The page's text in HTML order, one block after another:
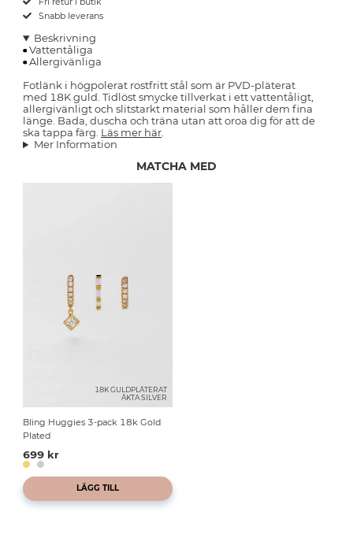
Snabb leverans
Beskrivning
Vattentåliga
Allergivänliga
Fotlänk i högpolerat rostfritt stål som är PVD-pläterat
med 18K guld. Tidlöst smycke tillverkat i ett vattentåligt,
allergivänligt och slitstarkt material som håller dem fina
länge. Bada, duscha och träna utan att oroa dig för att de
ska tappa färg. Läs mer här
Mer Information
MATCHA MED
18K GULDPLÄTERAT
ÄKTA SILVER
Bling Huggies 3-pack 18k Gold
Plated
699 kr
LÄGG TILL